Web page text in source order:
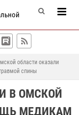
области оказали
спины
В ОМСКОЙ
МЕДИКАМ